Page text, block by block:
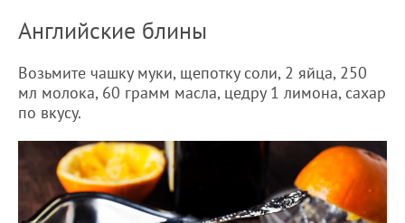
Английские блины
Возьмите чашку муки, щепотку соли, 2 яйца, 250
мл молока, 60 грамм масла, цедру 1 лимона, сахар
по вкусу.